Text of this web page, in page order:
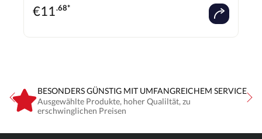
€11.68*
BESONDERS GÜNSTIG MIT UMFANGREICHEM SERVICE
Ausgewählte Produkte, hoher Qualiltät, zu
erschwinglichen Preisen